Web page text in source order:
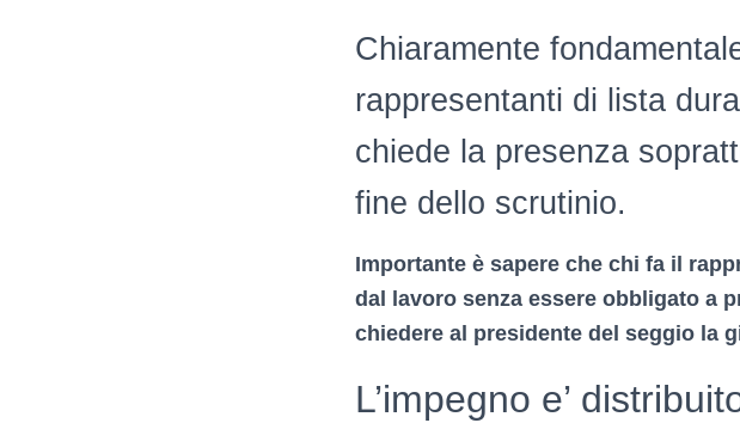
Chiaramente
rappresentanti di lista
chiede la presenza
fine dello scrutinio.
Importante è sapere che chi fa il
dal lavoro senza essere obbligato a
chiedere al presidente del seggio la
L’impegno e’